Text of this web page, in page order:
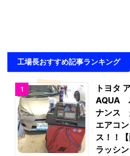
工場長おすすめ記事ランキング
1
トヨタ
AQUA
ナンス
エアコ
ス！！
ラッシ